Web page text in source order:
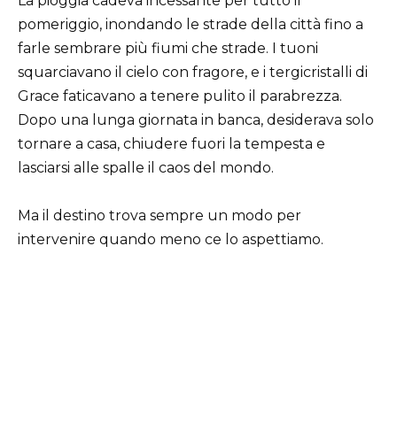
pomeriggio, inondando le strade della città fino a
farle sembrare più fiumi che strade. I tuoni
squarciavano il cielo con fragore, e i tergicristalli di
Grace faticavano a tenere pulito il parabrezza.
Dopo una lunga giornata in banca, desiderava solo
tornare a casa, chiudere fuori la tempesta e
lasciarsi alle spalle il caos del mondo.
Ma il destino trova sempre un modo per
intervenire quando meno ce lo aspettiamo.